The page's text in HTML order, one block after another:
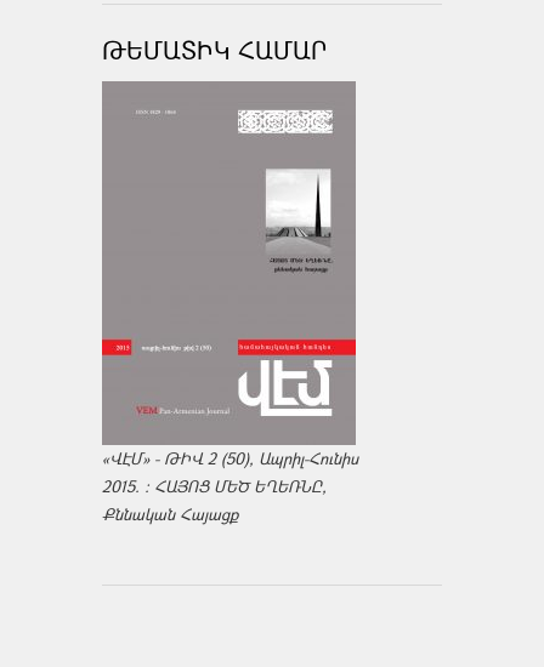
ԹԵՄԱՏԻԿ ՀԱՄԱՐ
«ՎԷՄ» - ԹԻՎ 2 (50), Ապրիլ-Հունիս
2015. : ՀԱՅՈՑ ՄԵԾ ԵՂԵՌՆԸ,
Քննական Հայացք